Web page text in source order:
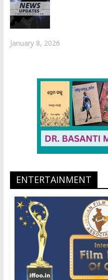
January 8, 2026
ENTERTAINMENT